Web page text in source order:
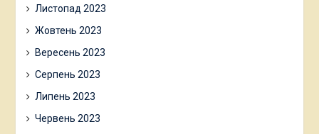
Листопад 2023
Жовтень 2023
Вересень 2023
Серпень 2023
Липень 2023
Червень 2023